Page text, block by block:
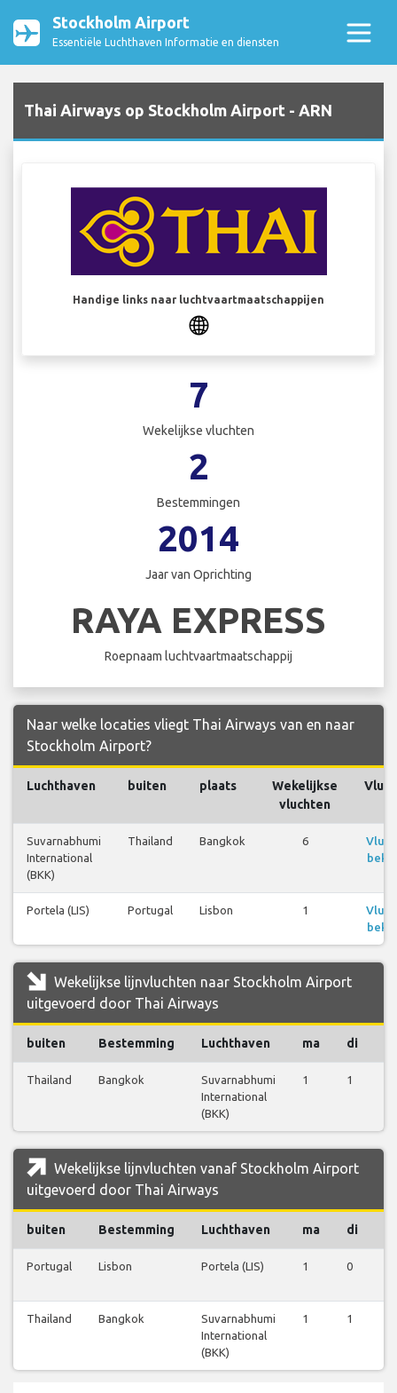
Stockholm Airport
Essentiële Luchthaven Informatie en diensten
Thai Airways op Stockholm Airport - ARN
Handige links naar luchtvaartmaatschappijen
7
Wekelijkse vluchten
2
Bestemmingen
2014
Jaar van Oprichting
RAYA EXPRESS
Roepnaam luchtvaartmaatschappij
Naar welke locaties vliegt Thai Airways van en naar
Stockholm Airport?
Luchthaven buiten plaats
Wekelijkse
vluchten
Suvarnabhumi
International
(BKK)
Thailand Bangkok 6
Portela (LIS) Portugal Lisbon 1
Wekelijkse lijnvluchten naar Stockholm Airport
uitgevoerd door Thai Airways
buiten Bestemming Luchthaven ma di
Thailand Bangkok
Suvarnabhumi
International
(BKK)
1 1
Wekelijkse lijnvluchten vanaf Stockholm Airport
uitgevoerd door Thai Airways
buiten Bestemming Luchthaven ma di
Portugal Lisbon Portela (LIS) 1 0
Thailand Bangkok
Suvarnabhumi
International
(BKK)
1 1